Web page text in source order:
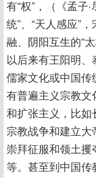
有“权”，（《孟子
统”、“天人感应”
融、阴阳互生的“
以后来有王阳明、
儒家文化或中国
有普遍主义宗教
和扩张主义，比
宗教战争和建立大
崇拜征服和领土
等。甚至到中国传